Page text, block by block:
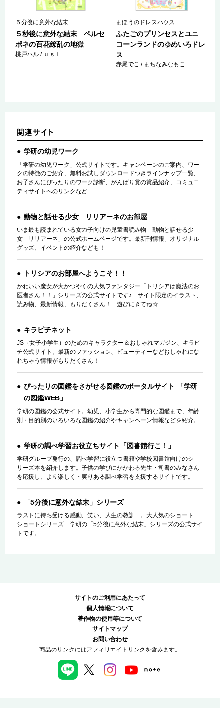
５分後に意外な結末
５秒後に意外な結末 ペルセ
ポネの百花繚乱の地獄
桃戸ハル / ｕｓｉ
まほうのドレスハウス
ふたごのプリンセスとユニ
コーンランドのゆめいろドレ
ス
赤尾でこ / まちなみなもこ
学研の幼児ワーク
「学研の幼児ワーク」公式サイトです。キャンペーンのご案内、ワー
クの特徴のご紹介、無料お試しダウンロードつきラインナップ一覧、
お子さんにぴったりのワーク診断、がんばり賞の賞品紹介、コミュニ
ティサイトへのリンクなど
動物と話せる少女 リリアーネのお部屋
いま最も読まれている女の子向けの児童書読み物「動物と話せる少
女 リリアーネ」の公式ホームページです。最新刊情報、オリジナル
グッズ、イベントの紹介なども！
トリシアのお部屋へようこそ！！
かわいい魔女が大かつやくの人気ファンタジー「トリシアは魔法のお
医者さん！！」シリーズの公式サイトです♪ サイト限定のイラスト、
読み物、最新情報、もりだくさん！ 遊びにきてね☆
キラピチネット
JS（女子小学生）のためのキャラクター＆おしゃれマガジン、キラピ
チ公式サイト。最新のファッション、ビューティーなどおしゃれにな
れちゃう情報がもりだくさん！
ぴったりの図鑑をさがせる図鑑のポータルサイト 「学研
の図鑑WEB」
学研の図鑑の公式サイト。幼児、小学生から専門的な図鑑まで、年齢
別・目的別のいろいろな図鑑の紹介やキャンペーン情報などを紹介。
学研の調べ学習お役立ちサイト「図書館行こ！」
学研グループ発行の、調べ学習に役立つ書籍や学校図書館向けのシ
リーズ本を紹介します。子供の学びにかかわる先生・司書のみなさん
を応援し、より楽しく・実りある調べ学習を支援するサイトです。
「5分後に意外な結末」シリーズ
ラストに待ち受ける感動、笑い、人生の教訓…。大人気のショート
ショートシリーズ 学研の「5分後に意外な結末」シリーズの公式サイ
トです。
サイトのご利用にあたって
個人情報について
著作物の使用等について
サイトマップ
お問い合わせ
商品のリンクにはアフィリエイトリンクを含みます。